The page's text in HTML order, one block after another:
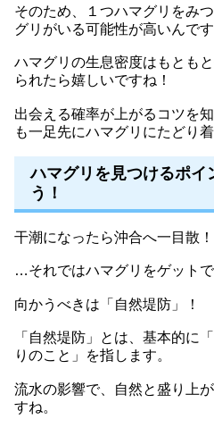
そのため、１つハマグリをみ
グリがいる可能性が高いんです
ハマグリの生息密度はもとも
られたら嬉しいですね！
出会える確率が上がるコツを
も一足先にハマグリにたどり
ハマグリを見つけるポ
う！
干潮になったら沖合へ一目散！
…それではハマグリをゲットで
向かうべきは「自然堤防」！
「自然堤防」とは、基本的に
りのこと」を指します。
流水の影響で、自然と盛り上
すね。